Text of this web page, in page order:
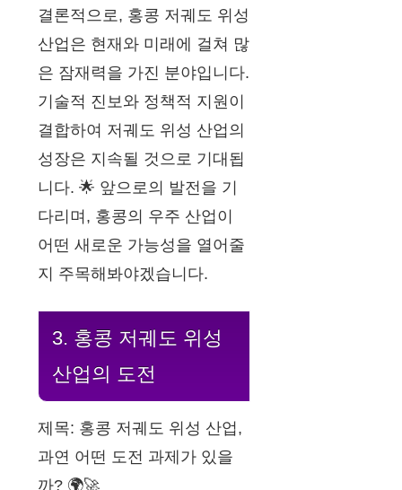
결론적으로, 홍콩 저궤도 위성
산업은 현재와 미래에 걸쳐 많
은 잠재력을 가진 분야입니다.
기술적 진보와 정책적 지원이
결합하여 저궤도 위성 산업의
성장은 지속될 것으로 기대됩
니다. 🌟 앞으로의 발전을 기
다리며, 홍콩의 우주 산업이
어떤 새로운 가능성을 열어줄
지 주목해봐야겠습니다.
3. 홍콩 저궤도 위성
산업의 도전
제목: 홍콩 저궤도 위성 산업,
과연 어떤 도전 과제가 있을
까? 🌍🚀